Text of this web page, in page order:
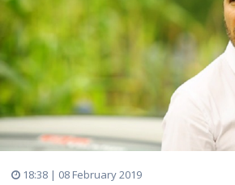
18:38 | 08 February 2019